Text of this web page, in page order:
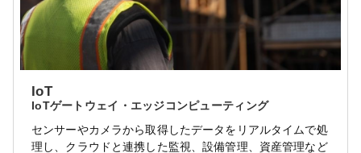
IoT
IoTゲートウェイ・エッジコンピューティング
センサーやカメラから取得したデータをリアルタイムで処
理し、クラウドと連携した監視、設備管理、資産管理など